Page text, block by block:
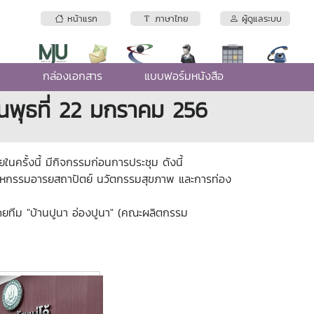
หน้าแรก ภาษาไทย ผู้ดูแลระบบ
กล่องเอกสาร แบบฟอร์มหนังสือ
พุธที่ 22 มกราคม 256
นครั้งนี้ มีกิจกรรมก่อนการประชุม ดังนี้
รรมอารยสถาปัตย์ นวัตกรรมสุขภาพ และการท่อง
ยทีม "บ้านปูนา อ่องปูนา" (คณะผลิตกรรม